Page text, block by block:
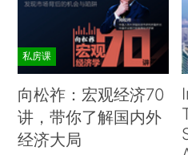
私房课
向松祚：宏观经济70
讲，带你了解国内外
经济大局